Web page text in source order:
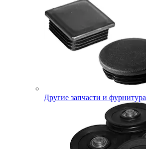
Другие запчасти и фурнитура